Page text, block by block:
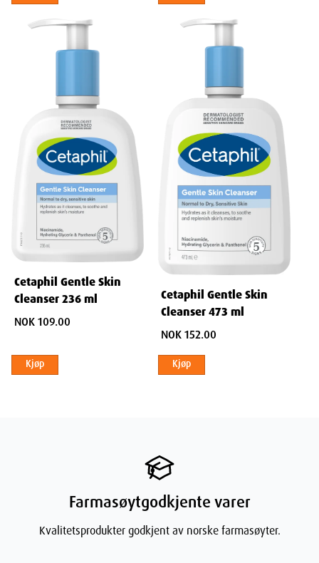
Width
5.5
Weight 232
Cetaphil Gentle Skin
Cleanser 236 ml
NOK 109.00
Kjøp
Cetaphil Gentle Skin
Cleanser 473 ml
NOK 152.00
Kjøp
Farmasøytgodkjente varer
Kvalitetsprodukter godkjent av norske farmasøyter.